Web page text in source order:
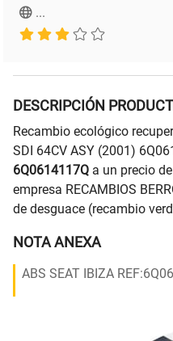
...
DESCRIPCIÓN
Recambio ecológico
SDI 64CV ASY (2001)
6Q0614117Q a un precio
empresa RECAMBIOS
de desguace (recambio
NOTA ANEXA
ABS SEAT IBIZA